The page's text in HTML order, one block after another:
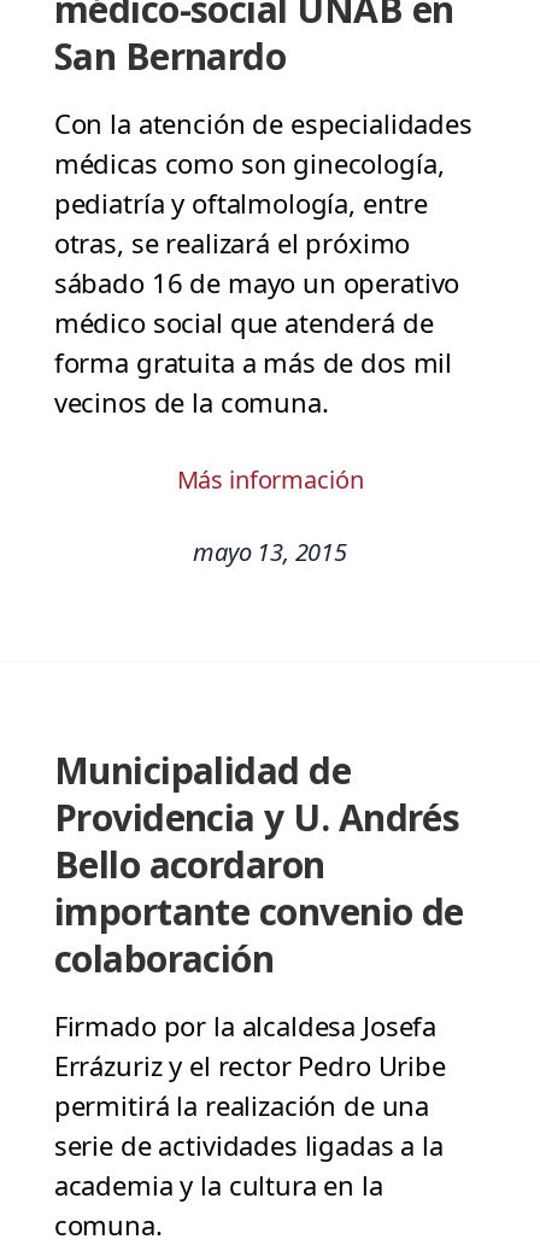
San Bernardo
Con la atención de especialidades
médicas como son ginecología,
pediatría y oftalmología, entre
otras, se realizará el próximo
sábado 16 de mayo un operativo
médico social que atenderá de
forma gratuita a más de dos mil
vecinos de la comuna.
Más información
mayo 13, 2015
Municipalidad de
Providencia y U. Andrés
Bello acordaron
importante convenio de
colaboración
Firmado por la alcaldesa Josefa
Errázuriz y el rector Pedro Uribe
permitirá la realización de una
serie de actividades ligadas a la
academia y la cultura en la
comuna.